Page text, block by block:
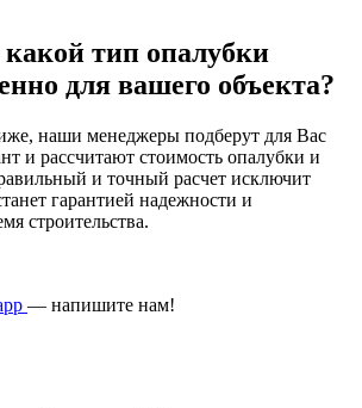
тип опалубки
для вашего объекта?
наши менеджеры подберут для Вас
и рассчитают стоимость опалубки и
и точный расчет исключит
гарантией надежности и
строительства.
— напишите нам!